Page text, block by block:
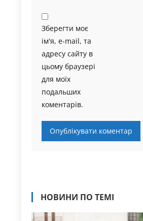
Зберегти моє
ім'я, e-mail, та
адресу сайту в
цьому браузері
для моїх
подальших
коментарів.
НОВИНИ ПО ТЕМІ